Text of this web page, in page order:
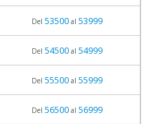
Del 53500al 53999
Del 54500al 54999
Del 55500al 55999
Del 56500al 56999